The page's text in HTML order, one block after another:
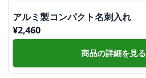
アルミ製コンパクト名刺入れ
¥2,460
商品の詳細を見る